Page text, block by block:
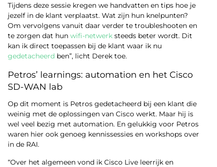
Tijdens deze sessie kregen we handvatten en tips hoe je
jezelf in de klant verplaatst. Wat zijn hun knelpunten?
Om vervolgens vanuit daar verder te troubleshooten en
te zorgen dat hun wifi-netwerk steeds beter wordt. Dit
kan ik direct toepassen bij de klant waar ik nu
gedetacheerd ben”, licht Derek toe.
Petros’ learnings: automation en het Cisco
SD-WAN lab
Op dit moment is Petros gedetacheerd bij een klant die
weinig met de oplossingen van Cisco werkt. Maar hij is
wel veel bezig met automation. En gelukkig voor Petros
waren hier ook genoeg kennissessies en workshops over
in de RAI.
“Over het algemeen vond ik Cisco Live leerrijk en